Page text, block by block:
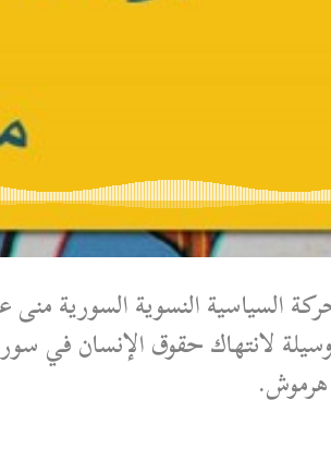
السياسية النسوية السورية
لانتهاك حقوق الإنسان